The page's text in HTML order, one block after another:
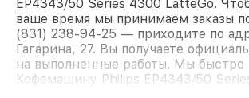
EP4343/50 Series 4300 LatteGo.
ваше время мы принимаем заказы
(831) 238-94-25 — приходите по
Гагарина, 27. Вы получаете
на выполненные работы. Мы быстро
Кофемашину Philips EP4343/50